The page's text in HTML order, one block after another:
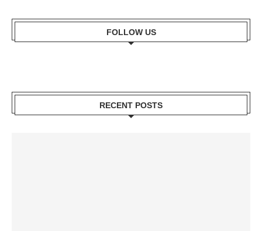
FOLLOW US
RECENT POSTS